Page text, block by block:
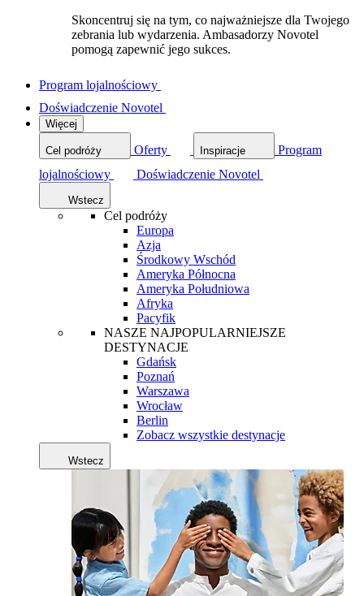
Skoncentruj się na tym, co najważniejsze dla Twojego
zebrania lub wydarzenia. Ambasadorzy Novotel
pomogą zapewnić jego sukces.
Program lojalnościowy
Doświadczenie Novotel
Więcej
Cel podróży Oferty Inspiracje
Program
lojalnościowy
Doświadczenie Novotel
Wstecz
Cel podróży
Europa
Azja
Środkowy Wschód
Ameryka Północna
Ameryka Południowa
Afryka
Pacyfik
NASZE NAJPOPULARNIEJSZE
DESTYNACJE
Gdańsk
Poznań
Warszawa
Wrocław
Berlin
Zobacz wszystkie destynacje
Wstecz